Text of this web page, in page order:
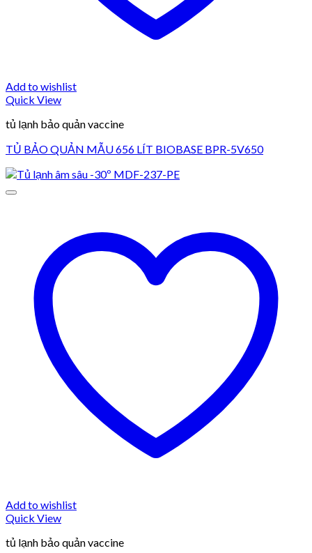
Add to wishlist
Quick View
tủ lạnh bảo quản vaccine
TỦ BẢO QUẢN MẪU 656 LÍT BIOBASE BPR-5V650
Add to wishlist
Quick View
tủ lạnh bảo quản vaccine